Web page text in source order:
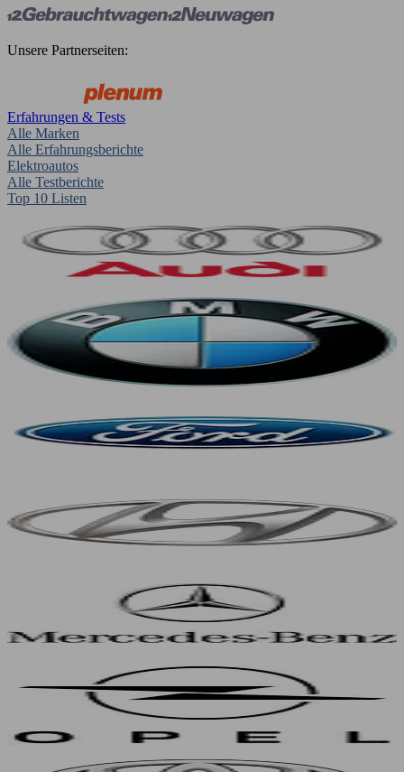
Unsere Partnerseiten:
Erfahrungen & Tests
Alle Marken
Alle Erfahrungsberichte
Elektroautos
Alle Testberichte
Top 10 Listen